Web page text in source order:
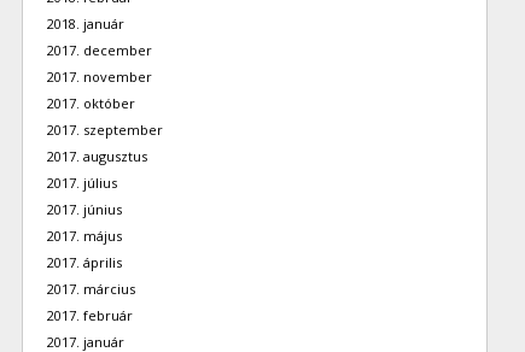
2018. január
2017. december
2017. november
2017. október
2017. szeptember
2017. augusztus
2017. július
2017. június
2017. május
2017. április
2017. március
2017. február
2017. január